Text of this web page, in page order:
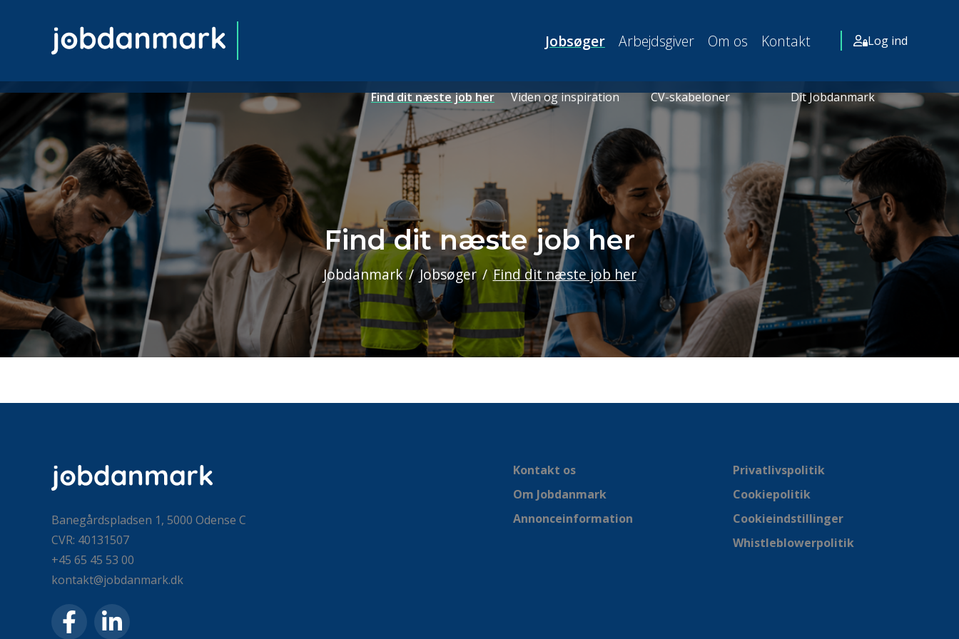
Jobsøger
Find dit næste job her Viden og inspiration CV-skabeloner Dit Jobdanmark
Arbejdsgiver Om os Kontakt Log ind
Find dit næste job her
Jobdanmark Jobsøger Find dit næste job her
Banegårdspladsen 1, 5000 Odense C
CVR: 40131507
+45 65 45 53 00
kontakt@jobdanmark.dk
Kontakt os
Om Jobdanmark
Annonceinformation
Privatlivspolitik
Cookiepolitik
Cookieindstillinger
Whistleblowerpolitik